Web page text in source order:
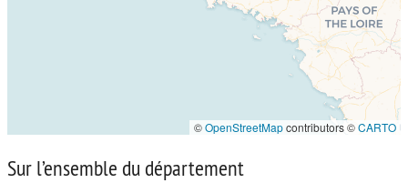
©OpenStreetMapcontributors ©CARTO
Sur l’ensemble du département